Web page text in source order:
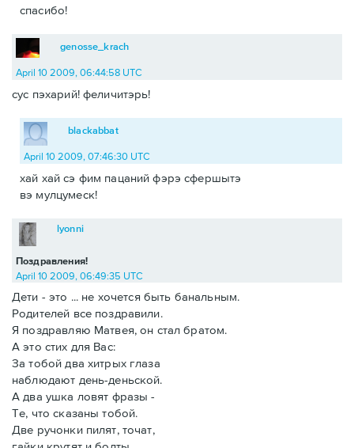
спасибо!
genosse_krach
April 10 2009, 06:44:58 UTC
сус пэхарий! феличитэрь!
blackabbat
April 10 2009, 07:46:30 UTC
хай хай сэ фим пацаний фэрэ сфершытэ
вэ мулцумеск!
Поздравления!
lyonni
April 10 2009, 06:49:35 UTC
Дети - это ... не хочется быть банальным.
Родителей все поздравили.
Я поздравляю Матвея, он стал братом.
А это стих для Вас:
За тобой два хитрых глаза
наблюдают день-деньской.
А два ушка ловят фразы -
Те, что сказаны тобой.
Две ручонки пилят, точат,